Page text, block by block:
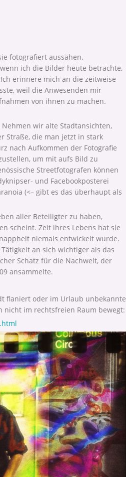
fotografiert aussähen.
ich die Bilder heute betrachte,
erinnere mich an die zeitweise
weil die Anwesenden mir
von ihnen zu machen.
wir alte Stadtansichten,
Straße, die man jetzt in stark
nach Aufkommen der Fotografie
um mit aufs Bild zu
Streetfotografen können
und Facebookposterei
(<– gibt es das überhaupt als
aller Beteiligter zu haben,
scheint. Zeit ihres Lebens hat sie
niemals entwickelt wurde.
an sich wichtiger als das
Schatz für die Nachwelt, der
ansammelte.
flaniert oder im Urlaub unbekannte
nicht im rechtsfreien Raum bewegt: